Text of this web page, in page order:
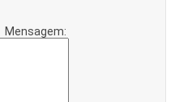
Mensagem: